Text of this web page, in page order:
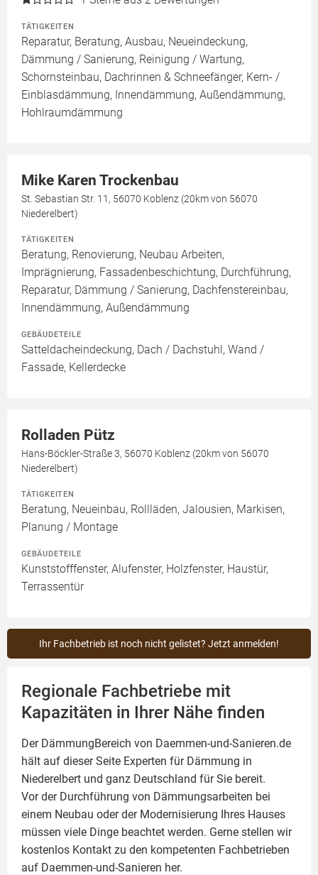
TÄTIGKEITEN
Reparatur, Beratung, Ausbau, Neueindeckung,
Dämmung / Sanierung, Reinigung / Wartung,
Schornsteinbau, Dachrinnen & Schneefänger, Kern- /
Einblasdämmung, Innendämmung, Außendämmung,
Hohlraumdämmung
Mike Karen Trockenbau
St. Sebastian Str. 11, 56070 Koblenz (20km von 56070
Niederelbert)
TÄTIGKEITEN
Beratung, Renovierung, Neubau Arbeiten,
Imprägnierung, Fassadenbeschichtung, Durchführung,
Reparatur, Dämmung / Sanierung, Dachfenstereinbau,
Innendämmung, Außendämmung
GEBÄUDETEILE
Satteldacheindeckung, Dach / Dachstuhl, Wand /
Fassade, Kellerdecke
Rolladen Pütz
Hans-Böckler-Straße 3, 56070 Koblenz (20km von 56070
Niederelbert)
TÄTIGKEITEN
Beratung, Neueinbau, Rollläden, Jalousien, Markisen,
Planung / Montage
GEBÄUDETEILE
Kunststofffenster, Alufenster, Holzfenster, Haustür,
Terrassentür
Ihr Fachbetrieb ist noch nicht gelistet? Jetzt anmelden!
Regionale Fachbetriebe mit
Kapazitäten in Ihrer Nähe finden
Der DämmungBereich von Daemmen-und-Sanieren.de
hält auf dieser Seite Experten für Dämmung in
Niederelbert und ganz Deutschland für Sie bereit.
Vor der Durchführung von Dämmungsarbeiten bei
einem Neubau oder der Modernisierung Ihres Hauses
müssen viele Dinge beachtet werden. Gerne stellen wir
kostenlos Kontakt zu den kompetenten Fachbetrieben
auf Daemmen-und-Sanieren her.